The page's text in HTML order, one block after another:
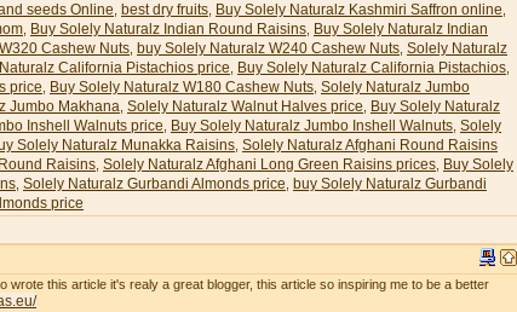
seeds Online best dry fruits Buy Solely Naturalz Kashmiri Saffron online
Buy Solely Naturalz Indian Round Raisins Buy Solely Naturalz Indian
Cashew Nuts buy Solely Naturalz W240 Cashew Nuts Solely Naturalz
California Pistachios price Buy Solely Naturalz California Pistachios
price Buy Solely Naturalz W180 Cashew Nuts Solely Naturalz Jumbo
Jumbo Makhana Solely Naturalz Walnut Halves price
Buy Solely Naturalz
Inshell Walnuts price Buy Solely Naturalz Jumbo Inshell Walnuts Solely
Solely Naturalz Munakka Raisins Solely Naturalz Afghani Round Raisins
Raisins Solely Naturalz Afghani Long Green Raisins prices Buy Solely
Solely Naturalz Gurbandi Almonds price buy Solely Naturalz Gurbandi
price
wrote this article it's realy a great blogger, this article so inspiring me to be a better